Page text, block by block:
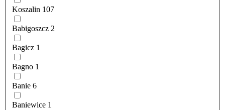
Koszalin 107
Babigoszcz 2
Bagicz 1
Bagno 1
Banie 6
Baniewice 1